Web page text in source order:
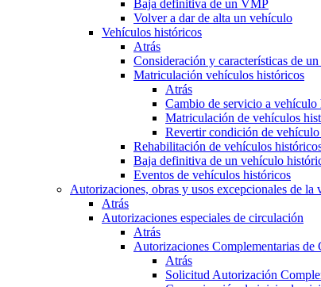
Baja definitiva de un VMP
Volver a dar de alta un vehículo
Vehículos históricos
Atrás
Consideración y características de
Matriculación vehículos históricos
Atrás
Cambio de servicio a
Matriculación de vehículos
Revertir condición de
Rehabilitación de vehículos
Baja definitiva de un vehículo
Eventos de vehículos históricos
Autorizaciones, obras y usos excepcionales de la
Atrás
Autorizaciones especiales de circulación
Atrás
Autorizaciones Complementarias de
Atrás
Solicitud Autorización